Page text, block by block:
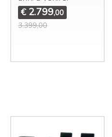
€ 2.799,00
3.399,00